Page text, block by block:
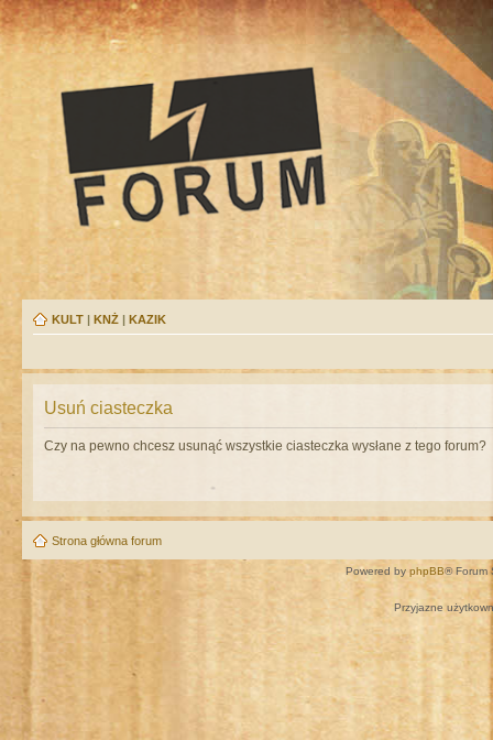
KULT | KNŻ | KAZIK
Usuń ciasteczka
Czy na pewno chcesz usunąć wszystkie ciasteczka wysłane z tego forum?
Strona główna forum
Powered by phpBB® Forum
Przyjazne